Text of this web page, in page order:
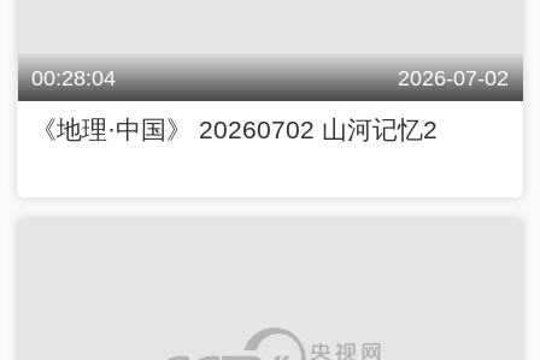
00:28:04 2026-07-02
《地理·中国》 20260702 山河记忆2